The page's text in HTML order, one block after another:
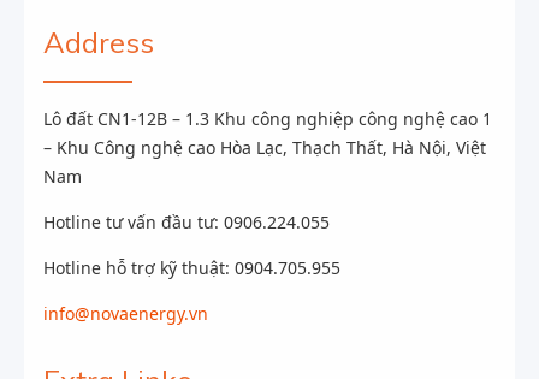
Address
Lô đất CN1-12B – 1.3 Khu công nghiệp công nghệ cao 1
– Khu Công nghệ cao Hòa Lạc, Thạch Thất, Hà Nội, Việt
Nam
Hotline tư vấn đầu tư: 0906.224.055
Hotline hỗ trợ kỹ thuật: 0904.705.955
info@novaenergy.vn